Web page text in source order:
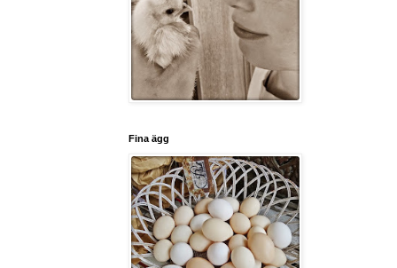
Fina ägg